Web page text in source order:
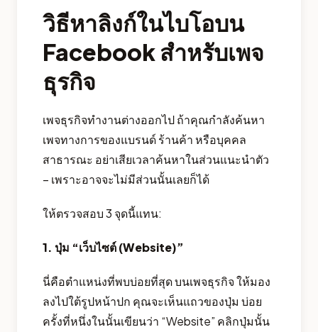
วิธีหาลิงก์ในไบโอบน
Facebook สำหรับเพจ
ธุรกิจ
เพจธุรกิจทำงานต่างออกไป ถ้าคุณกำลังค้นหา
เพจทางการของแบรนด์ ร้านค้า หรือบุคคล
สาธารณะ อย่าเสียเวลาค้นหาในส่วนแนะนำตัว
– เพราะอาจจะไม่มีส่วนนั้นเลยก็ได้
ให้ตรวจสอบ 3 จุดนี้แทน:
1. ปุ่ม “เว็บไซต์ (Website)”
นี่คือตำแหน่งที่พบบ่อยที่สุด บนเพจธุรกิจ ให้มอง
ลงไปใต้รูปหน้าปก คุณจะเห็นแถวของปุ่ม บ่อย
ครั้งที่หนึ่งในนั้นเขียนว่า “Website” คลิกปุ่มนั้น